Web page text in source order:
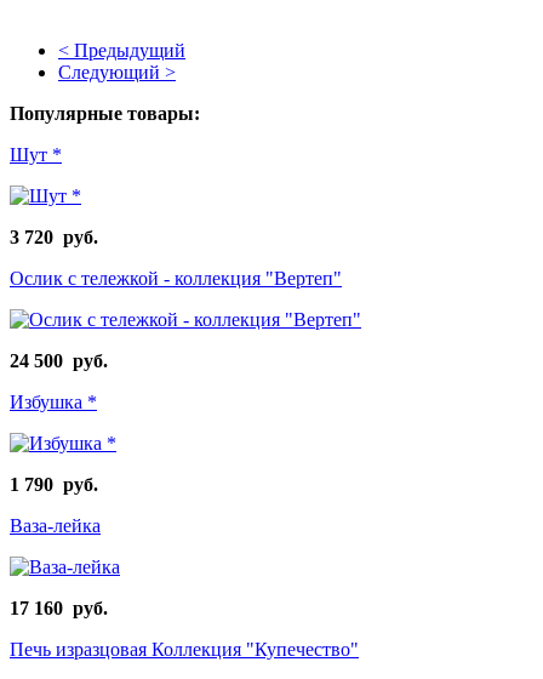
< Предыдущий
Следующий >
Популярные товары:
Шут *
3 720 руб.
Ослик с тележкой - коллекция "Вертеп"
24 500 руб.
Избушка *
1 790 руб.
Ваза-лейка
17 160 руб.
Печь изразцовая Коллекция "Купечество"